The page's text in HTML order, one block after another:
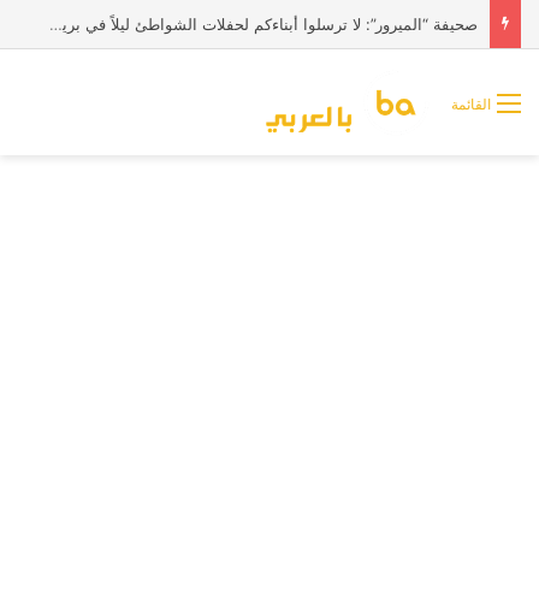
صحيفة “الميرور”: لا ترسلوا أبناءكم لحفلات الشواطئ ليلاً في بريطانيا
القائمة